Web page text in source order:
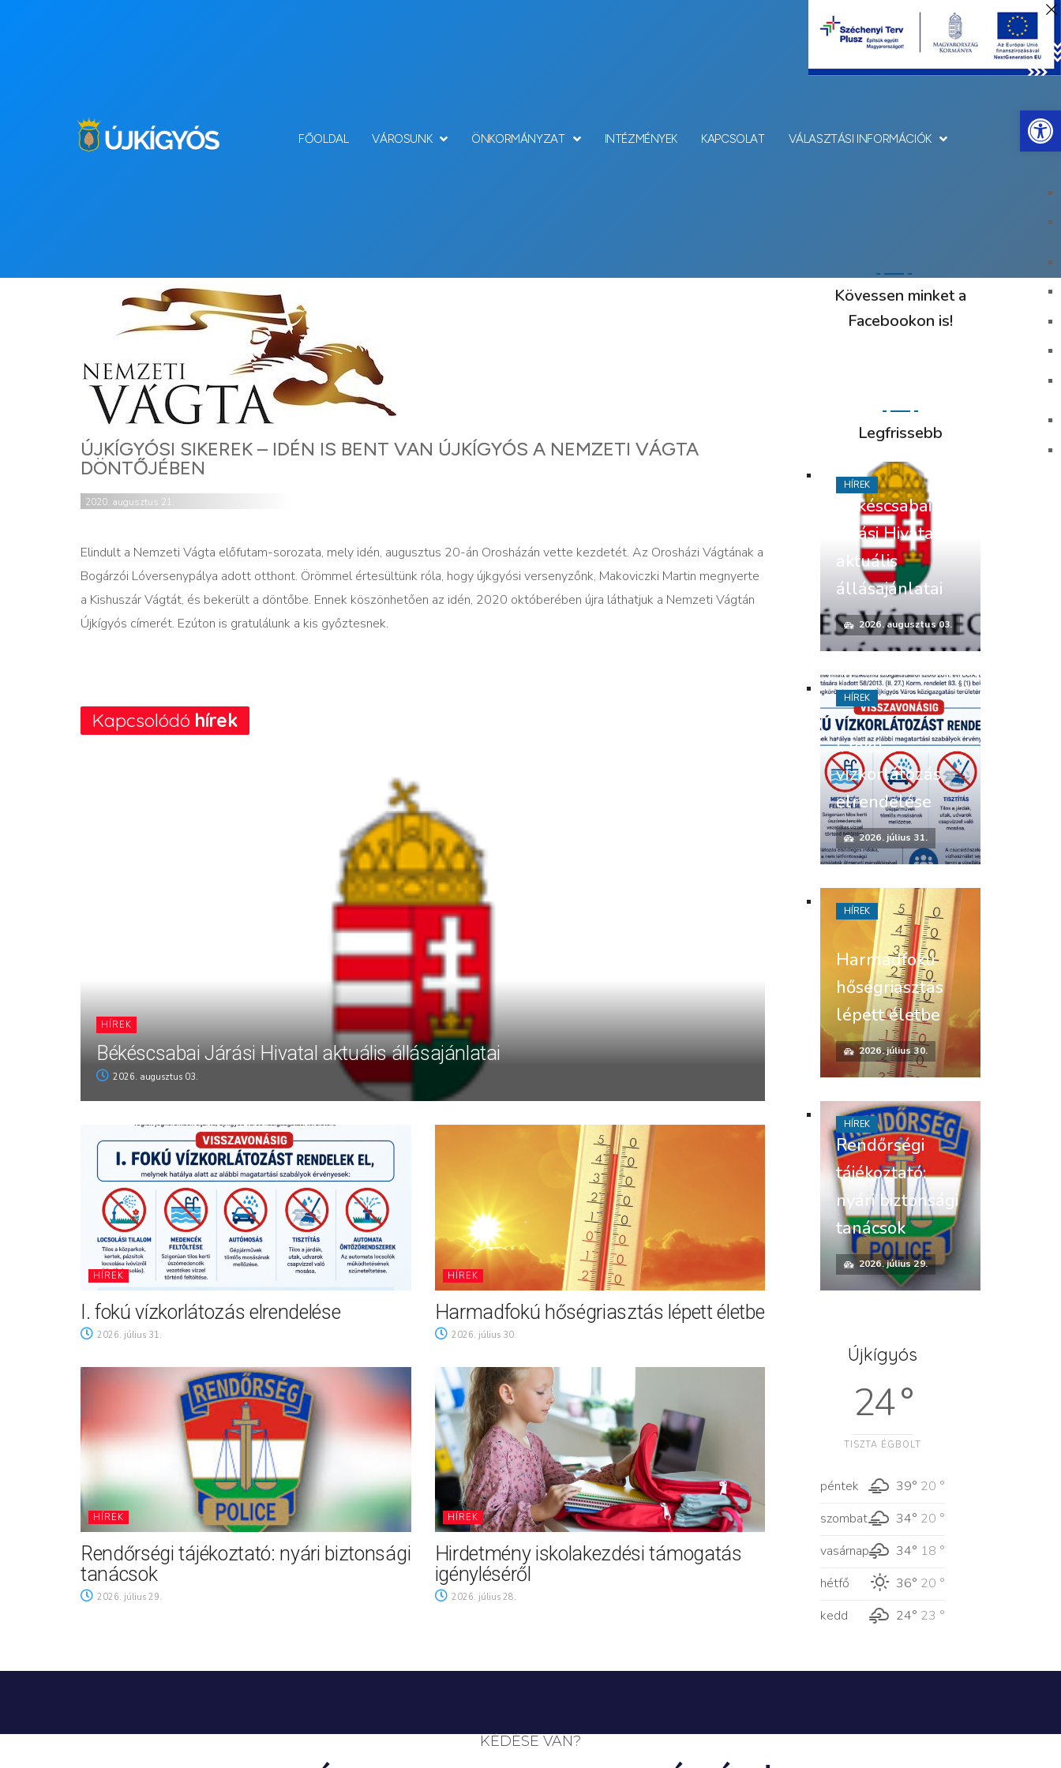
FŐOLDAL VÁROSUNK ÖNKORMÁNYZAT INTÉZMÉNYEK KAPCSOLAT VÁLASZTÁSI INFORMÁCIÓK
ÚJKÍGYÓSI SIKEREK – IDÉN IS BENT VAN ÚJKÍGYÓS A NEMZETI VÁGTA
DÖNTŐJÉBEN
2020. augusztus 21.
Elindult a Nemzeti Vágta előfutam-sorozata, mely idén, augusztus 20-án Orosházán vette kezdetét. Az Orosházi Vágtának a
Bogárzói Lóversenypálya adott otthont. Örömmel értesültünk róla, hogy újkgyósi versenyzőnk, Makoviczki Martin megnyerte
a Kishuszár Vágtát, és bekerült a döntőbe. Ennek köszönhetően az idén, 2020 októberében újra láthatjuk a Nemzeti Vágtán
Újkígyós címerét. Ezúton is gratulálunk a kis győztesnek.
Kapcsolódó hírek
HÍREK
Békéscsabai Járási Hivatal aktuális állásajánlatai
2026. augusztus 03.
HÍREK
I. fokú vízkorlátozás elrendelése
2026. július 31.
HÍREK
Harmadfokú hőségriasztás lépett életbe
2026. július 30.
HÍREK
Rendőrségi tájékoztató: nyári biztonsági
tanácsok
2026. július 29.
HÍREK
Hirdetmény iskolakezdési támogatás
igényléséről
2026. július 28.
Kövessen minket a
Facebookon is!
Legfrissebb
Békéscsabai
Járási Hivatal
aktuális
állásajánlatai
2026. augusztus 03.
HÍREK
I. fokú
vízkorlátozás
elrendelése
2026. július 31.
HÍREK
Harmadfokú
hőségriasztás
lépett életbe
2026. július 30.
HÍREK
Rendőrségi
tájékoztató:
nyári biztonsági
tanácsok
2026. július 29.
HÍREK
Újkígyós
24 °
TISZTA ÉGBOLT
péntek 39° 20 °
szombat
34° 20 °
vasárnap
34° 18 °
hétfő
36° 20 °
kedd
24° 23 °
KÉDÉSE VAN?